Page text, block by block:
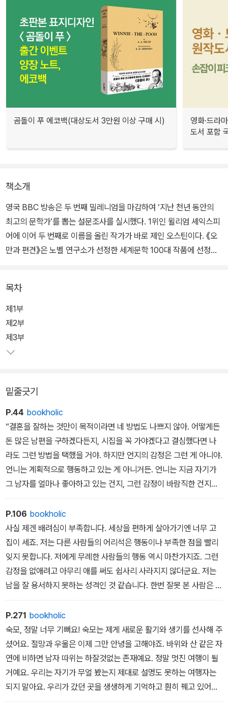
곰돌이 푸 에코백(대상도서 3만원 이상 구매 시)
영화·드라
도서 포함
책소개
영국 BBC 방송은 두 번째 밀레니엄을 마감하여 ‘지난 천년 동안의
최고의 문학가’를 뽑는 설문조사를 실시했다. 1위인 윌리엄 셰익스피
어에 이어 두 번째로 이름을 올린 작가가 바로 제인 오스틴이다. 《오
만과 편견》은 노벨 연구소가 선정한 세계문학 100대 작품에 선정되
서 목록에도 빠지는 일이 없다.
사람들이 이토록 찬사를 보내는 이유는 ‘아무나 쓸 수 없는 제인 오스
틴만의 특별함’이 작품 속에 내재되어 있기 때문이다. 《오만과 편견》
은 인류의 보편적인 감성을 따르면서도 그 안에 갇히지 않았고, 소설
표지를 통해 제인 오스틴의 문학적인 감성을 직접 느껴보자.
목차
제1부
제2부
제3부
밑줄긋기
P.44 bookholic
“결혼을 잘하는 것만이 목적이라면 네 방법도 나쁘지 않아. 어떻게든
돈 많은 남편을 구하겠다든지, 시집을 꼭 가야겠다고 결심했다면 나
라도 그런 방법을 택했을 거야. 하지만 언지의 감정은 그런 게 아니야.
언니는 계획적으로 행동하고 있는 게 아니거든. 언니는 지금 자기가
그 남자를 얼마나 좋아하고 있는 건지, 그런 감정이 바람직한 건지에
대해서도 확신이 없단 말이야. 언니가 그 남자를 안 지 고작 보름밖에
안 됐어. 메리턴에서 그분과 네 번 춤을 추었고, 그 사람 집에서 아침
에 한 번 본 적이 있고, 그 후로 네 번인가 같이 식사를 했지. 그 정도
로 언니가 그 남자를 파악할 수는 없는 거잖아.”
P.106 bookholic
사실 제겐 배려심이 부족합니다. 세상을 편하게 살아가기엔 너무 고
집이 세죠. 저는 다른 사람들의 어리석은 행동이나 부족한 점을 빨리
잊지 못합니다. 저에게 무례한 사람들의 행동 역시 마찬가지죠. 그런
감정을 없애려고 아무리 애를 써도 쉽사리 사라지지 않더군요. 저는
남을 잘 용서하지 못하는 성격인 것 같습니다. 한번 잘못 본 사람은 끝
까지 좋아할 수가 없으니까요.”
P.271 bookholic
숙모, 정말 너무 기뻐요! 숙모는 제게 새로운 활기와 생기를 선사해 주
셨어요. 절망과 우울은 이제 그만 안녕을 고해야죠. 바위와 산 같은 자
연에 비하면 남자 따위는 하잘것없는 존재예요. 정말 멋진 여행이 될
거예요. 우리는 자기가 무얼 봤는지 제대로 설명도 못하는 여행자는
되지 말아요. 우리가 갔던 곳을 생생하게 기억하고 훤히 꿰고 있어야
해요. 호수와 산과 강이 머릿속에서 마구 뒤엉키게 해서는 안 돼요. 어